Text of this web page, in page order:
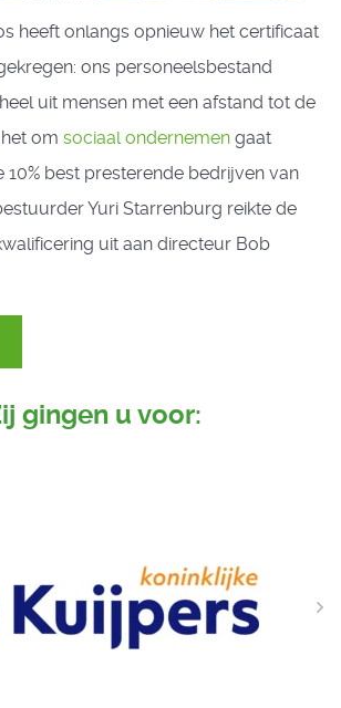
heeft onlangs opnieuw het certificaat
ons personeelsbestand
uit mensen met een afstand tot de
om sociaal ondernemengaat
10% best presterende bedrijven van
Yuri Starrenburg reikte de
uit aan directeur Bob
gingen u voor: